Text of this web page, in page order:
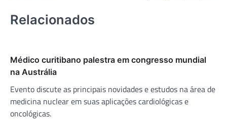
Relacionados
Médico curitibano palestra em congresso mundial
na Austrália
Evento discute as principais novidades e estudos na área de
medicina nuclear em suas aplicações cardiológicas e
oncológicas.